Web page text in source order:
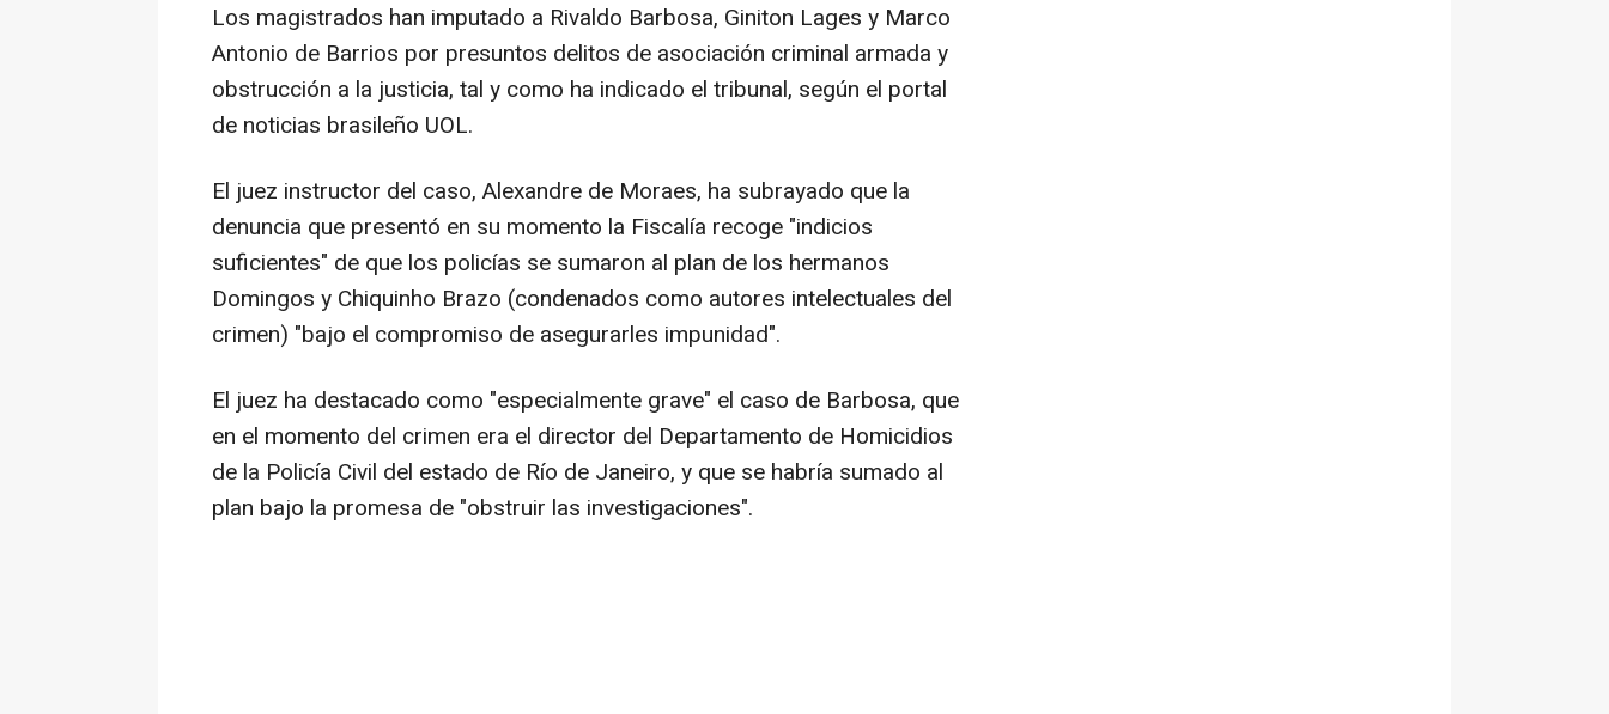
Los magistrados han imputado a Rivaldo Barbosa, Giniton Lages y Marco
Antonio de Barrios por presuntos delitos de asociación criminal armada y
obstrucción a la justicia, tal y como ha indicado el tribunal, según el portal
de noticias brasileño UOL.
El juez instructor del caso, Alexandre de Moraes, ha subrayado que la
denuncia que presentó en su momento la Fiscalía recoge "indicios
suficientes" de que los policías se sumaron al plan de los hermanos
Domingos y Chiquinho Brazo (condenados como autores intelectuales del
crimen) "bajo el compromiso de asegurarles impunidad".
El juez ha destacado como "especialmente grave" el caso de Barbosa, que
en el momento del crimen era el director del Departamento de Homicidios
de la Policía Civil del estado de Río de Janeiro, y que se habría sumado al
plan bajo la promesa de "obstruir las investigaciones".